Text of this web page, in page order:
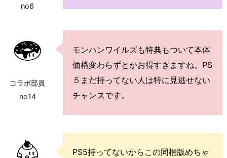
no6
コラボ部員
no14
モンハンワイルズも特典もついて本体
価格変わらずとかお得すぎますね。PS
５まだ持ってない人は特に見逃せない
チャンスです。
PS5持ってないからこの同梱版めちゃ